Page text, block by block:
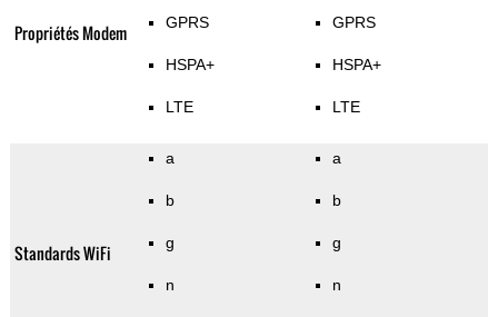
Propriétés Modem GPRS
HSPA+
LTE
GPRS
HSPA+
LTE
Standards WiFi
a
b
g
n
a
b
g
n